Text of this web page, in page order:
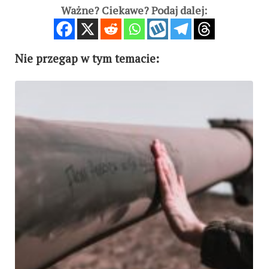
Ważne? Ciekawe? Podaj dalej:
Nie przegap w tym temacie: